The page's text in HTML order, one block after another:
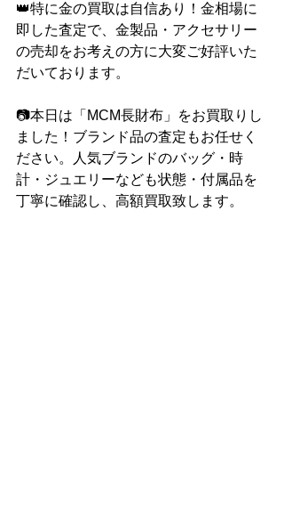
👑特に金の買取は自信あり！金相場に
即した査定で、金製品・アクセサリー
の売却をお考えの方に大変ご好評いた
だいております。
📷本日は「MCM長財布」をお買取りし
ました！ブランド品の査定もお任せく
ださい。人気ブランドのバッグ・時
計・ジュエリーなども状態・付属品を
丁寧に確認し、高額買取致します。